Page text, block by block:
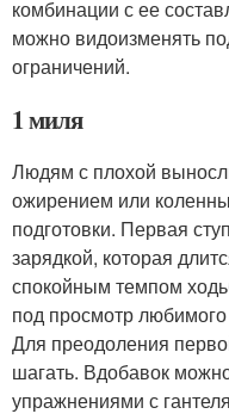
комбинации с ее
можно видоизменять
ограничений.
1 миля
Людям с плохой
ожирением или
подготовки. Первая
зарядкой, которая
спокойным темпом
под просмотр
Для преодоления
шагать. Вдобавок
упражнениями с